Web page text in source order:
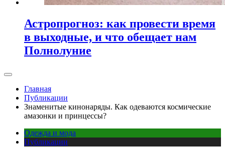
Астропрогноз: как провести время
в выходные, и что обещает нам
Полнолуние
Главная
Публикации
Знаменитые кинонаряды. Как одеваются космические
амазонки и принцессы?
Одежда и мода
Публикации